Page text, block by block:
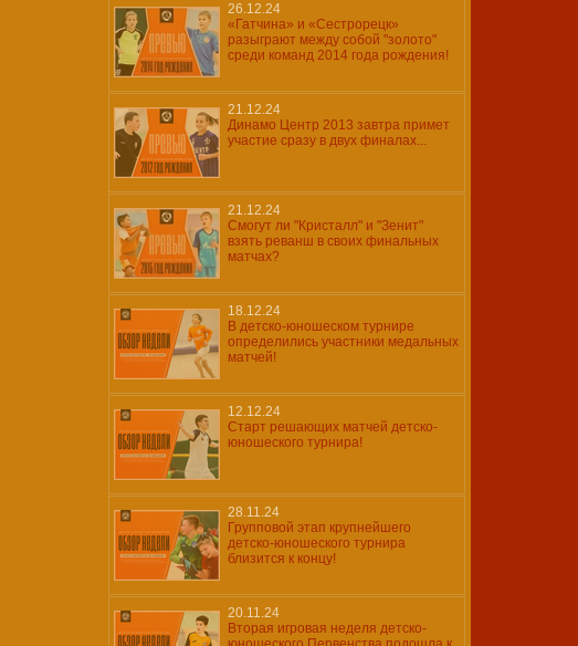
26.12.24
«Гатчина» и «Сестрорецк»
разыграют между собой "золото"
среди команд 2014 года рождения!
21.12.24
Динамо Центр 2013 завтра примет
участие сразу в двух финалах...
21.12.24
Смогут ли "Кристалл" и "Зенит"
взять реванш в своих финальных
матчах?
18.12.24
В детско-юношеском турнире
определились участники медальных
матчей!
12.12.24
Старт решающих матчей детско-
юношеского турнира!
28.11.24
Групповой этап крупнейшего
детско-юношеского турнира
близится к концу!
20.11.24
Вторая игровая неделя детско-